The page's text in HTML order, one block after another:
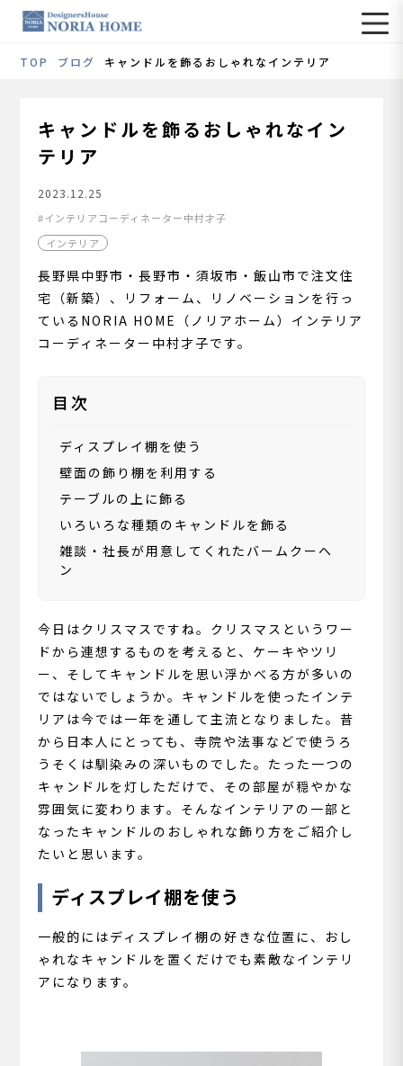
TOP ブログ キャンドルを飾るおしゃれなインテリア
キャンドルを飾るおしゃれなイン
テリア
2023.12.25
インテリアコーディネーター中村才子
インテリア
長野県中野市・長野市・須坂市・飯山市で注文住
宅（新築）、リフォーム、リノベーションを行っ
ているNORIA HOME（ノリアホーム）インテリア
コーディネーター中村才子です。
目次
ディスプレイ棚を使う
壁面の飾り棚を利用する
テーブルの上に飾る
いろいろな種類のキャンドルを飾る
雑談・社長が用意してくれたバームクーヘ
ン
今日はクリスマスですね。クリスマスというワー
ドから連想するものを考えると、ケーキやツリ
ー、そしてキャンドルを思い浮かべる方が多いの
ではないでしょうか。キャンドルを使ったインテ
リアは今では一年を通して主流となりました。昔
から日本人にとっても、寺院や法事などで使うろ
うそくは馴染みの深いものでした。たった一つの
キャンドルを灯しただけで、その部屋が穏やかな
雰囲気に変わります。そんなインテリアの一部と
なったキャンドルのおしゃれな飾り方をご紹介し
たいと思います。
ディスプレイ棚を使う
一般的にはディスプレイ棚の好きな位置に、おし
ゃれなキャンドルを置くだけでも素敵なインテリ
アになります。